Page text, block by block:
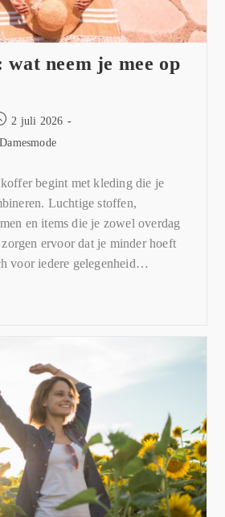
neem je mee op
2 juli 2026
Damesmode
begint met kleding die je
Luchtige stoffen,
en items die je zowel overdag
ervoor dat je minder hoeft
voor iedere gelegenheid…